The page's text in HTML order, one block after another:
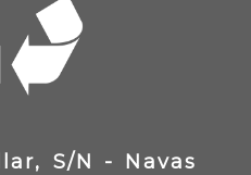
S/N - Navas